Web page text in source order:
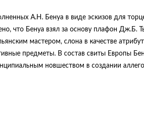
А.Н. Бенуа в виде эскизов для
что Бенуа взял за основу плафон Дж.Б.
мастером, слона в качестве
предметы. В состав свиты Европы
новшеством в создании